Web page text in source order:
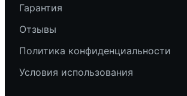
Гарантия
Отзывы
Политика конфиденциальности
Условия использования